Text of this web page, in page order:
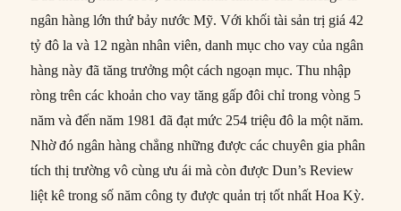
ngân hàng lớn thứ bảy nước Mỹ. Với khối tài sản trị giá 42
tỷ đô la và 12 ngàn nhân viên, danh mục cho vay của ngân
hàng này đã tăng trưởng một cách ngoạn mục. Thu nhập
ròng trên các khoản cho vay tăng gấp đôi chỉ trong vòng 5
năm và đến năm 1981 đã đạt mức 254 triệu đô la một năm.
Nhờ đó ngân hàng chẳng những được các chuyên gia phân
tích thị trường vô cùng ưu ái mà còn được Dun’s Review
liệt kê trong số năm công ty được quản trị tốt nhất Hoa Kỳ.